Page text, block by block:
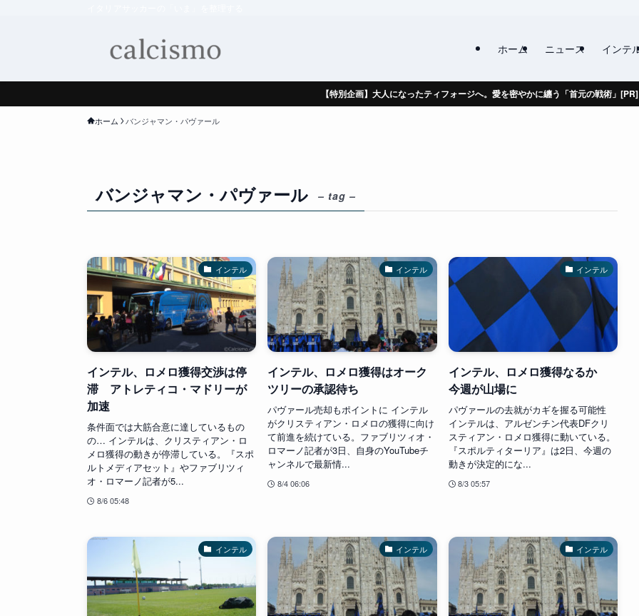
ホーム ニュース インテ
【特別企画】大人になったティフォージへ。愛を密やかに纏う「首元の戦術」[PR]
ホーム バンジャマン・パヴァール
バンジャマン・パヴァール – tag –
インテル
インテル、ロメロ獲得交渉は停
滞 アトレティコ・マドリーが
加速
条件面では大筋合意に達しているもの
の… インテルは、クリスティアン・ロ
メロ獲得の動きが停滞している。『スポ
ルトメディアセット』やファブリツィ
オ・ロマーノ記者が5...
8/6 05:48
インテル
インテル、ロメロ獲得はオーク
ツリーの承認待ち
パヴァール売却もポイントに インテル
がクリスティアン・ロメロの獲得に向け
て前進を続けている。ファブリツィオ・
ロマーノ記者が3日、自身のYouTubeチ
ャンネルで最新情...
8/4 06:06
インテル
インテル、ロメロ獲得なるか
今週が山場に
パヴァールの去就がカギを握る可能性
インテルは、アルゼンチン代表DFクリ
スティアン・ロメロ獲得に動いている。
『スポルティターリア』は2日、今週の
動きが決定的にな...
8/3 05:57
インテル インテル インテル